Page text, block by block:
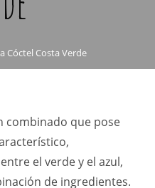
Cóctel Costa Verde
combinado que pose
el verde y el azul,
de ingredientes.